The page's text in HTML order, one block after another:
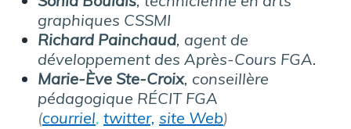
graphiques CSSMI
Richard Painchaud, agent de
développement des Après-Cours FGA.
Marie-Ève Ste-Croix, conseillère
pédagogique RÉCIT FGA
(courriel, twitter, site Web)